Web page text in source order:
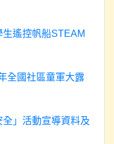
遙控帆船STEAM
全國社區童軍大露
」活動宣導資料及